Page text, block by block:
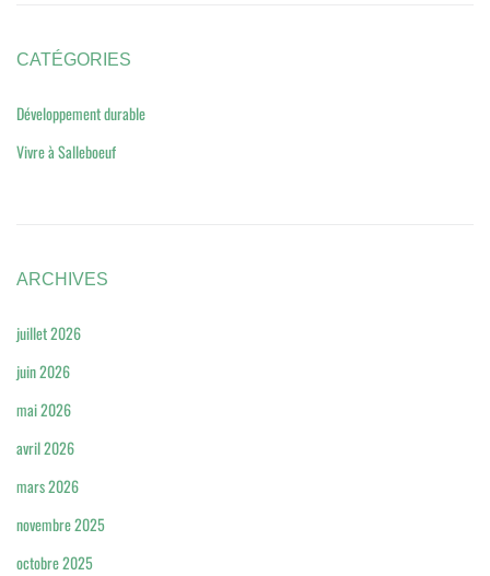
CATÉGORIES
Développement durable
Vivre à Salleboeuf
ARCHIVES
juillet 2026
juin 2026
mai 2026
avril 2026
mars 2026
novembre 2025
octobre 2025